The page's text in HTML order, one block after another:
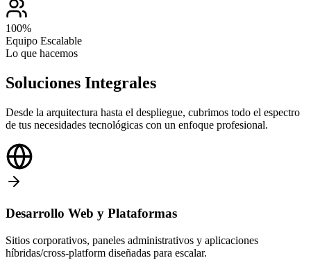
100%
Equipo Escalable
Lo que hacemos
Soluciones Integrales
Desde la arquitectura hasta el despliegue, cubrimos todo el espectro
de tus necesidades tecnológicas con un enfoque profesional.
Desarrollo Web y Plataformas
Sitios corporativos, paneles administrativos y aplicaciones
híbridas/cross-platform diseñadas para escalar.